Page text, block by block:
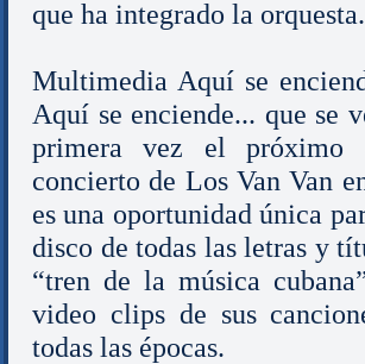
que ha integrado la orquesta.
Multimedia Aquí se
Aquí se enciende... que se
primera vez el próximo
concierto de Los Van Van
es una oportunidad única
disco de todas las letras y
“tren de la música
video clips de sus
todas las épocas.